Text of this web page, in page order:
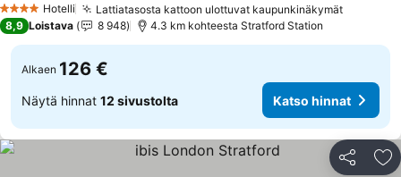
4 Tähtiluokitus
Hotelli Lattiatasosta kattoon ulottuvat kaupunkinäkymät
8,9 Loistava 8 948 4.3 km kohteesta Stratford Station
Alkaen 126 €
Näytä hinnat 12 sivustolta Katso hinnat
Jaa